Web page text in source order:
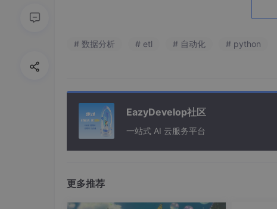
# 数据分析 # etl # 自动化 # python
EazyDevelop社区
一站式 AI 云服务平台
更多推荐